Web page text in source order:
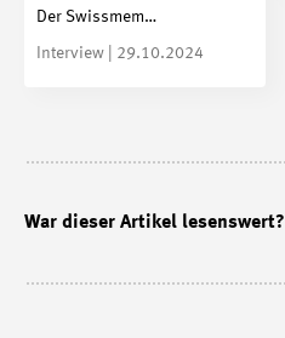
Der Swissmem…
Interview | 29.10.2024
War dieser Artikel lesenswert?